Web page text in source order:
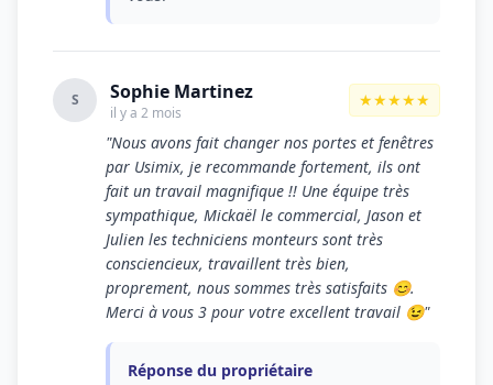
S Sophie Martinez
il y a 2 mois
★★★★★
"Nous avons fait changer nos portes et fenêtres
par Usimix, je recommande fortement, ils ont
fait un travail magnifique !! Une équipe très
sympathique, Mickaël le commercial, Jason et
Julien les techniciens monteurs sont très
consciencieux, travaillent très bien,
proprement, nous sommes très satisfaits 😊.
Merci à vous 3 pour votre excellent travail 😉"
Réponse du propriétaire